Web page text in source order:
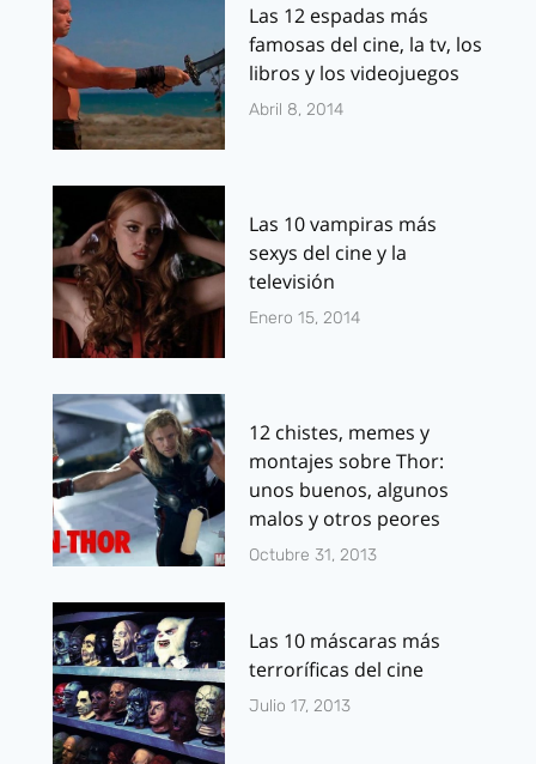
Las 12 espadas más
famosas del cine, la tv, los
libros y los videojuegos
Abril 8, 2014
Las 10 vampiras más
sexys del cine y la
televisión
Enero 15, 2014
12 chistes, memes y
montajes sobre Thor:
unos buenos, algunos
malos y otros peores
Octubre 31, 2013
Las 10 máscaras más
terroríficas del cine
Julio 17, 2013